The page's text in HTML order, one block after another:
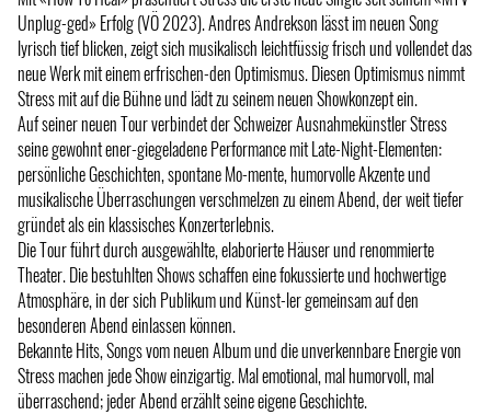
Unplug-ged» Erfolg (VÖ 2023). Andres Andrekson lässt im neuen Song
lyrisch tief blicken, zeigt sich musikalisch leichtfüssig frisch und vollendet das
neue Werk mit einem erfrischen-den Optimismus. Diesen Optimismus nimmt
Stress mit auf die Bühne und lädt zu seinem neuen Showkonzept ein.
Auf seiner neuen Tour verbindet der Schweizer Ausnahmekünstler Stress
seine gewohnt ener-giegeladene Performance mit Late-Night-Elementen:
persönliche Geschichten, spontane Mo-mente, humorvolle Akzente und
musikalische Überraschungen verschmelzen zu einem Abend, der weit tiefer
gründet als ein klassisches Konzerterlebnis.
Die Tour führt durch ausgewählte, elaborierte Häuser und renommierte
Theater. Die bestuhlten Shows schaffen eine fokussierte und hochwertige
Atmosphäre, in der sich Publikum und Künst-ler gemeinsam auf den
besonderen Abend einlassen können.
Bekannte Hits, Songs vom neuen Album und die unverkennbare Energie von
Stress machen jede Show einzigartig. Mal emotional, mal humorvoll, mal
überraschend; jeder Abend erzählt seine eigene Geschichte.